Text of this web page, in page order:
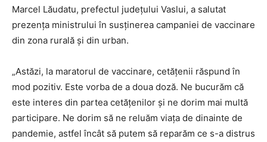
Marcel Lăudatu, prefectul județului Vaslui, a salutat
prezența ministrului în susținerea campaniei de vaccinare
din zona rurală și din urban.
„Astăzi, la maratorul de vaccinare, cetățenii răspund în
mod pozitiv. Este vorba de a doua doză. Ne bucurăm că
este interes din partea cetățenilor și ne dorim mai multă
participare. Ne dorim să ne reluăm viața de dinainte de
pandemie, astfel încât să putem să reparăm ce s-a distrus